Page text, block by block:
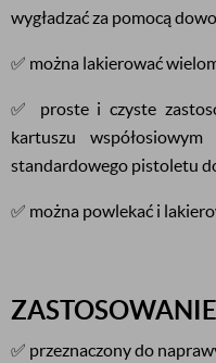
wygładzać za pomocą
✅ można lakierować
✅ proste i czyste
kartuszu
standardowego pistoletu
✅ można powlekać i
ZASTOSOWANIE
✅ przeznaczony do